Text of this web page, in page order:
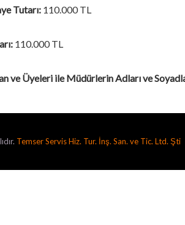
Tutarı: 110.000 TL
110.000 TL
ve Üyeleri ile Müdürlerin Adları ve
Temser Servis Hiz. Tur. İnş. San. ve Tic. Ltd. Şti